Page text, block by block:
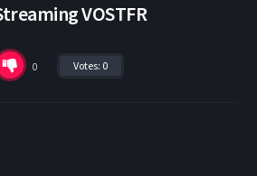
VOSTFR
0 Votes: 0